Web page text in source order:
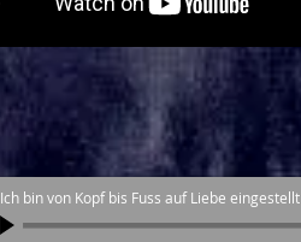
Ich bin von Kopf bis Fuss auf Liebe eingestellt